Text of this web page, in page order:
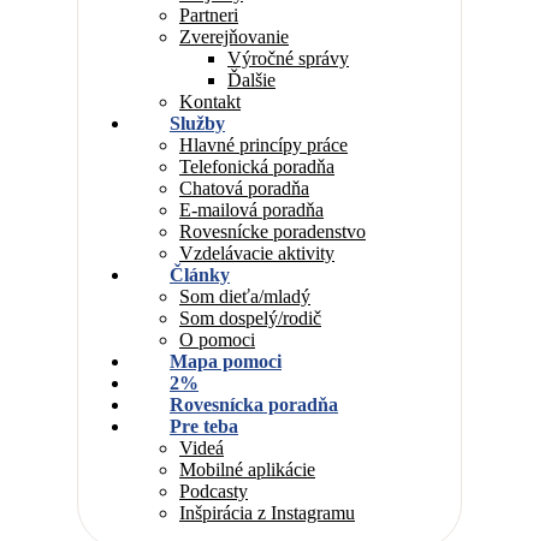
Partneri
Zverejňovanie
Výročné správy
Ďalšie
Kontakt
Služby
Hlavné princípy práce
Telefonická poradňa
Chatová poradňa
E-mailová poradňa
Rovesnícke poradenstvo
Vzdelávacie aktivity
Články
Som dieťa/mladý
Som dospelý/rodič
O pomoci
Mapa pomoci
2%
Rovesnícka poradňa
Pre teba
Videá
Mobilné aplikácie
Podcasty
Inšpirácia z Instagramu